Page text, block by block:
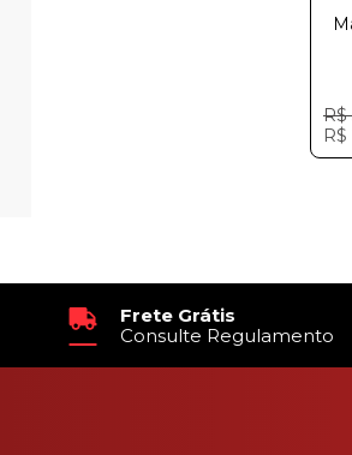
R$
Frete Grátis
Consulte Regulamento